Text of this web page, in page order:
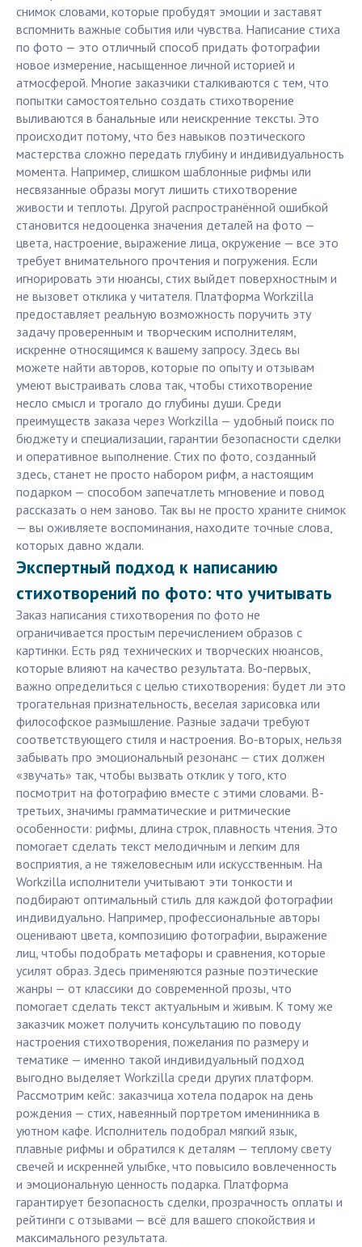
снимок словами, которые пробудят эмоции и заставят
вспомнить важные события или чувства. Написание стиха
по фото — это отличный способ придать фотографии
новое измерение, насыщенное личной историей и
атмосферой. Многие заказчики сталкиваются с тем, что
попытки самостоятельно создать стихотворение
выливаются в банальные или неискренние тексты. Это
происходит потому, что без навыков поэтического
мастерства сложно передать глубину и индивидуальность
момента. Например, слишком шаблонные рифмы или
несвязанные образы могут лишить стихотворение
живости и теплоты. Другой распространённой ошибкой
становится недооценка значения деталей на фото —
цвета, настроение, выражение лица, окружение — все это
требует внимательного прочтения и погружения. Если
игнорировать эти нюансы, стих выйдет поверхностным и
не вызовет отклика у читателя. Платформа Workzilla
предоставляет реальную возможность поручить эту
задачу проверенным и творческим исполнителям,
искренне относящимся к вашему запросу. Здесь вы
можете найти авторов, которые по опыту и отзывам
умеют выстраивать слова так, чтобы стихотворение
несло смысл и трогало до глубины души. Среди
преимуществ заказа через Workzilla — удобный поиск по
бюджету и специализации, гарантии безопасности сделки
и оперативное выполнение. Стих по фото, созданный
здесь, станет не просто набором рифм, а настоящим
подарком — способом запечатлеть мгновение и повод
рассказать о нем заново. Так вы не просто храните снимок
— вы оживляете воспоминания, находите точные слова,
которых давно ждали.
Экспертный подход к написанию
стихотворений по фото: что учитывать
Заказ написания стихотворения по фото не
ограничивается простым перечислением образов с
картинки. Есть ряд технических и творческих нюансов,
которые влияют на качество результата. Во-первых,
важно определиться с целью стихотворения: будет ли это
трогательная признательность, веселая зарисовка или
философское размышление. Разные задачи требуют
соответствующего стиля и настроения. Во-вторых, нельзя
забывать про эмоциональный резонанс — стих должен
«звучать» так, чтобы вызвать отклик у того, кто
посмотрит на фотографию вместе с этими словами. В-
третьих, значимы грамматические и ритмические
особенности: рифмы, длина строк, плавность чтения. Это
помогает сделать текст мелодичным и легким для
восприятия, а не тяжеловесным или искусственным. На
Workzilla исполнители учитывают эти тонкости и
подбирают оптимальный стиль для каждой фотографии
индивидуально. Например, профессиональные авторы
оценивают цвета, композицию фотографии, выражение
лиц, чтобы подобрать метафоры и сравнения, которые
усилят образ. Здесь применяются разные поэтические
жанры — от классики до современной прозы, что
помогает сделать текст актуальным и живым. К тому же
заказчик может получить консультацию по поводу
настроения стихотворения, пожелания по размеру и
тематике — именно такой индивидуальный подход
выгодно выделяет Workzilla среди других платформ.
Рассмотрим кейс: заказчица хотела подарок на день
рождения — стих, навеянный портретом именинника в
уютном кафе. Исполнитель подобрал мягкий язык,
плавные рифмы и обратился к деталям — теплому свету
свечей и искренней улыбке, что повысило вовлеченность
и эмоциональную ценность подарка. Платформа
гарантирует безопасность сделки, прозрачность оплаты и
рейтинги с отзывами — всё для вашего спокойствия и
максимального результата.